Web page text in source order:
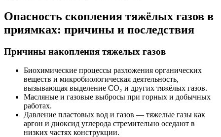
Опасность скопления тяжёлых газов в
приямках: причины и последствия
Причины накопления тяжелых газов
Биохимические процессы разложения органических
веществ и микробиологическая деятельность,
вызывающая выделение CO₂ и других тяжёлых газов.
Масляные и газовые выбросы при горных и добычных
работах.
Давление пластовых вод и газов — тяжелые газы как
аргон и диоксид углерода стремительно оседают в
низких частях конструкции.